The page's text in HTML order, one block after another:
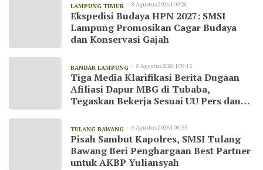
LAMPUNG TIMUR 8 Agustus 2026 | 09:20
Ekspedisi Budaya HPN 2027: SMSI
Lampung Promosikan Cagar Budaya
dan Konservasi Gajah
BANDAR LAMPUNG 8 Agustus 2026 | 09:15
Tiga Media Klarifikasi Berita Dugaan
Afiliasi Dapur MBG di Tubaba,
Tegaskan Bekerja Sesuai UU Pers dan
TULANG BAWANG 6 Agustus 2026 | 08:55
Pisah Sambut Kapolres, SMSI Tulang
Bawang Beri Penghargaan Best Partner
untuk AKBP Yuliansyah